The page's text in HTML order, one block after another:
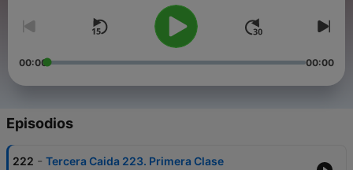
00:00 00:00
Episodios
222 - Tercera Caida 223. Primera Clase